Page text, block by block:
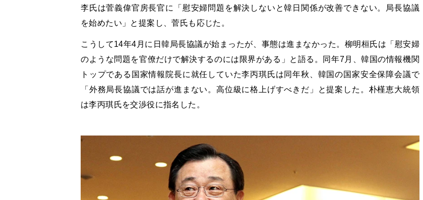
李氏は菅義偉官房長官に「慰安婦問題を解決しないと韓日関係が改善できない。局長協議
を始めたい」と提案し、菅氏も応じた。
こうして14年4月に日韓局長協議が始まったが、事態は進まなかった。柳明桓氏は「慰安婦
のような問題を官僚だけで解決するのには限界がある」と語る。同年7月、韓国の情報機関
トップである国家情報院長に就任していた李丙琪氏は同年秋、韓国の国家安全保障会議で
「外務局長協議では話が進まない。高位級に格上げすべきだ」と提案した。朴槿恵大統領
は李丙琪氏を交渉役に指名した。